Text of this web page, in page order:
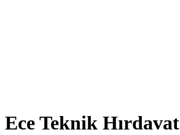
Ece Teknik Hırdavat